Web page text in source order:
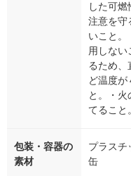
した可
注意を守
いこと。
用しない
るため、
ど温度が
と。・
てること
包装・容器の
素材
プラスチ
缶